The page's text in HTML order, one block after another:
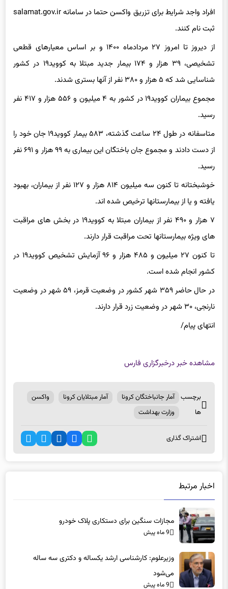
افراد واجد شرایط برای تزریق واکسن حتما در سامانه salamat.gov.ir
ثبت نام کنند.
از دیروز تا امروز ۲۷ مردادماه ۱۴۰۰ و بر اساس معیارهای قطعی
تشخیصی، ۳۹ هزار و ۱۷۴ بیمار جدید مبتلا به کووید۱۹ در کشور
شناسایی شد که ۵ هزار و ۳۸۰ نفر از آنها بستری شدند.
مجموع بیماران کووید۱۹ در کشور به ۴ میلیون و ۵۵۶ هزار و ۴۱۷ نفر
رسید.
متاسفانه در طول ۲۴ ساعت گذشته، ۵۸۳ بیمار کووید۱۹ جان خود را
از دست دادند و مجموع جان باختگان این بیماری به ۹۹ هزار و ۶۹۱ نفر
رسید.
خوشبختانه تا کنون سه میلیون ۸۱۴ هزار و ۱۲۷ نفر از بیماران، بهبود
یافته و یا از بیمارستانها ترخیص شده اند.
۷ هزار و ۴۹۰ نفر از بیماران مبتلا به کووید۱۹ در بخش های مراقبت
های ویژه بیمارستانها تحت مراقبت قرار دارند.
تا کنون ۲۷ میلیون و ۴۸۵ هزار و ۹۶ آزمایش تشخیص کووید۱۹ در
کشور انجام شده است.
در حال حاضر ۳۵۹ شهر کشور در وضعیت قرمز، ۵۹ شهر در وضعیت
نارنجی، ۳۰ شهر در وضعیت زرد قرار دارند.
انتهای پیام/
مشاهده خبر درخبرگزاری فارس
برچسب
ها
آمار جانباختگان کرونا آمار مبتلایان کرونا
واکسن
وزارت بهداشت
اشتراک گذاری
اخبار مرتبط
مجازات سنگین برای دستکاری پلاک خودرو
9 ماه پیش
وزیرعلوم: کارشناسی ارشد یکساله و دکتری سه ساله
می‌شود
9 ماه پیش